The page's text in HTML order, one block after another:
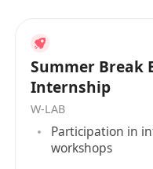
著業務迅速擴展，我
職會計文員，協助後
保公司帳目清晰準確。
主要職責：
•將各類日常支出單
等）準確輸入至
Summer Break
Internship
W-LAB
Participation in
workshops